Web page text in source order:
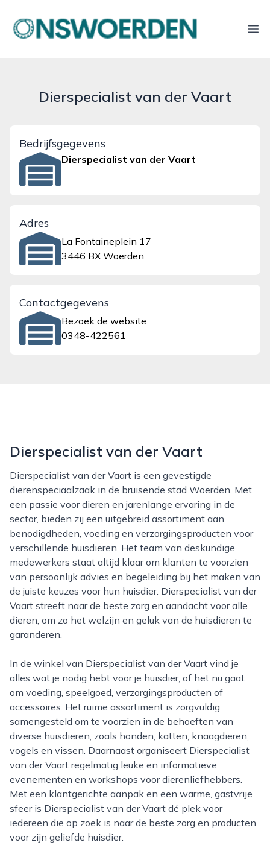
onswoerden.nl
Dierspecialist van der Vaart
Bedrijfsgegevens
Dierspecialist van der Vaart
Adres
La Fontaineplein 17
3446 BX Woerden
Contactgegevens
Bezoek de website
0348-422561
Dierspecialist van der Vaart
Dierspecialist van der Vaart is een gevestigde
dierenspeciaalzaak in de bruisende stad Woerden. Met
een passie voor dieren en jarenlange ervaring in de
sector, bieden zij een uitgebreid assortiment aan
benodigdheden, voeding en verzorgingsproducten voor
verschillende huisdieren. Het team van deskundige
medewerkers staat altijd klaar om klanten te voorzien
van persoonlijk advies en begeleiding bij het maken van
de juiste keuzes voor hun huisdier. Dierspecialist van der
Vaart streeft naar de beste zorg en aandacht voor alle
dieren, om zo het welzijn en geluk van de huisdieren te
garanderen.
In de winkel van Dierspecialist van der Vaart vind je
alles wat je nodig hebt voor je huisdier, of het nu gaat
om voeding, speelgoed, verzorgingsproducten of
accessoires. Het ruime assortiment is zorgvuldig
samengesteld om te voorzien in de behoeften van
diverse huisdieren, zoals honden, katten, knaagdieren,
vogels en vissen. Daarnaast organiseert Dierspecialist
van der Vaart regelmatig leuke en informatieve
evenementen en workshops voor dierenliefhebbers.
Met een klantgerichte aanpak en een warme, gastvrije
sfeer is Dierspecialist van der Vaart dé plek voor
iedereen die op zoek is naar de beste zorg en producten
voor zijn geliefde huisdier.